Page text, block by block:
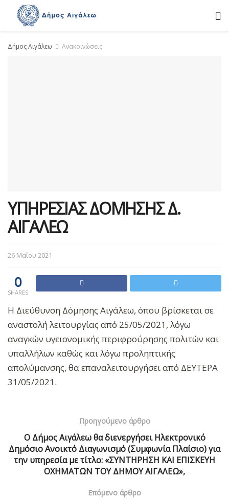
Δήμος Αιγάλεω Ανακοινώσεις
ΥΠΗΡΕΣΙΑΣ ΔΟΜΗΣΗΣ Δ.
ΑΙΓΑΛΕΩ
26 Μαΐου 2021
0
SHARES
Η Διεύθυνση Δόμησης Αιγάλεω, όπου βρίσκεται σε
αναστολή λειτουργίας από 25/05/2021, λόγω
αναγκών υγειονομικής περιφρούρησης πολιτών και
υπαλλήλων καθώς και λόγω προληπτικής
απολύμανσης, θα επαναλειτουργήσει από ΔΕΥΤΕΡΑ
31/05/2021.
Προηγούμενο άρθρο
Ο Δήμος Αιγάλεω θα διενεργήσει Ηλεκτρονικό
Δημόσιο Ανοικτό Διαγωνισμό (Συμφωνία Πλαίσιο) για
την υπηρεσία με τίτλο: «ΣΥΝΤΗΡΗΣΗ ΚΑΙ ΕΠΙΣΚΕΥΗ
ΟΧΗΜΑΤΩΝ ΤΟΥ ΔΗΜΟΥ ΑΙΓΑΛΕΩ»,
Επόμενο άρθρο